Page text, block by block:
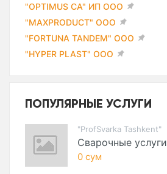
"OPTIMUS CA" ИП ООО
"MAXPRODUCT" ООО
"FORTUNA TANDEM" ООО
"HYPER PLAST" ООО
ПОПУЛЯРНЫЕ УСЛУГИ
"ProfSvarka Tashkent"
Сварочные услуги
0 сум